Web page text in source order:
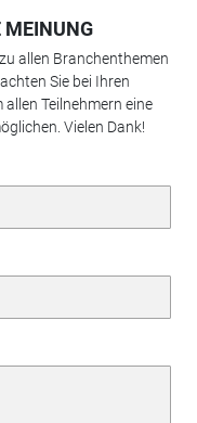
MEINUNG
allen Branchenthemen
Sie bei Ihren
Teilnehmern eine
Vielen Dank!